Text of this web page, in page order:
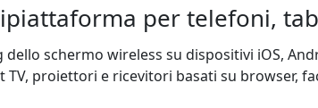
per telefoni,
schermo wireless su dispositivi iOS,
TV, proiettori e ricevitori basati su browser,